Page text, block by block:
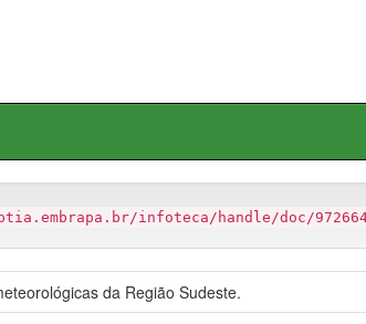
infoteca/handle/doc/
da Região Sudeste.